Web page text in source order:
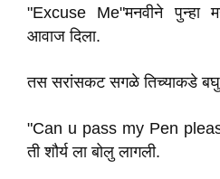
"Excuse Me"मनवीने पुन्हा
आवाज दिला.
तस सरांसकट सगळे तिच्याकडे
"Can u pass my Pen
ती शौर्य ला बोलु लागली.